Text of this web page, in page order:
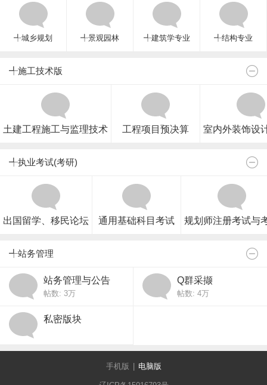
╃城乡规划 ╃景观园林 ╃建筑学专业 ╃结构专业
╃施工技术版
土建工程施工与监理技术 工程项目预决算 室内外装饰设
╃执业考试(考研)
出国留学、移民论坛 通用基础科目考试 规划师注册考试与
╃站务管理
站务管理与公告
帖数: 3万
Q群采撷
帖数: 4万
私密版块
手机版 电脑版